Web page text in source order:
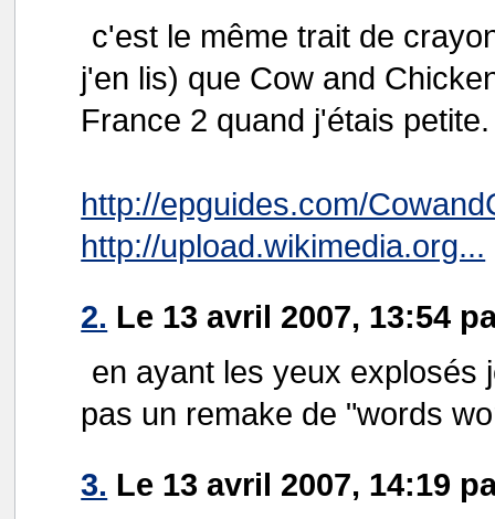
c'est le même trait de
j'en lis) que Cow and
France 2 quand j'étais petite.
http://epguides.com/
http://upload.wikimedia.org...
2. Le 13 avril 2007, 13:54
en ayant les yeux explosés
pas un remake de "words
3. Le 13 avril 2007, 14:19